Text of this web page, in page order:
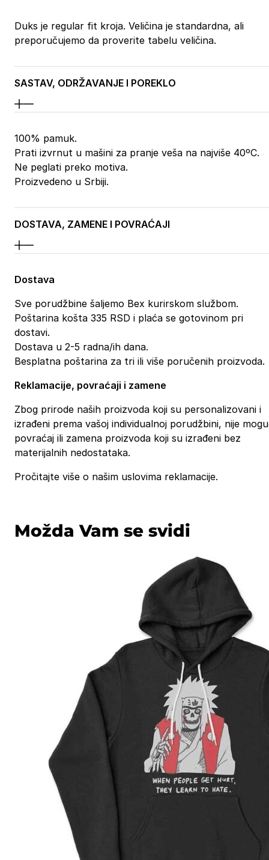
Duks je regular fit kroja. Veličina je standardna, ali
preporučujemo da proverite tabelu veličina.
SASTAV, ODRŽAVANJE I POREKLO
100% pamuk.
Prati izvrnut u mašini za pranje veša na najviše 40ºC.
Ne peglati preko motiva.
Proizvedeno u Srbiji.
DOSTAVA, ZAMENE I POVRAĆAJI
Dostava
Sve porudžbine šaljemo Bex kurirskom službom.
Poštarina košta 335 RSD i plaća se gotovinom pri
dostavi.
Dostava u 2-5 radna/ih dana.
Besplatna poštarina za tri ili više poručenih proizvoda.
Reklamacije, povraćaji i zamene
Zbog prirode naših proizvoda koji su personalizovani i
izrađeni prema vašoj individualnoj porudžbini, nije
povraćaj ili zamena proizvoda koji su izrađeni bez
materijalnih nedostataka.
Pročitajte više o našim uslovima reklamacije.
Možda Vam se svidi